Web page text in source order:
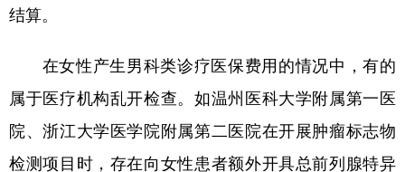
辽宁 吉林 上海 江苏
浙江 安徽 福建 江西
结算。
在女性产生男科类诊疗医保费用的情况中，有的
属于医疗机构乱开检查。如温州医科大学附属第一医
院、浙江大学医学院附属第二医院在开展肿瘤标志物
检测项目时，存在向女性患者额外开具总前列腺特异